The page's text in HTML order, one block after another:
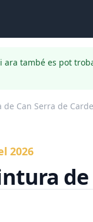
ara també es pot
Can Serra de
2026